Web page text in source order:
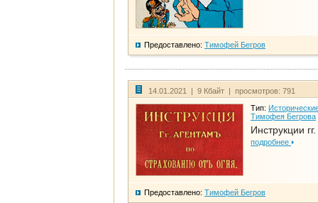
Предоставлено: Тимофей Бегров
14.01.2021 | 9 Кбайт | просмотров: 791
Тип:
Тимофея Бегрова
Инструкции
подробнее
Предоставлено: Тимофей Бегров